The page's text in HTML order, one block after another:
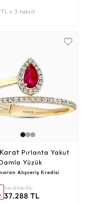
TL x 3 taksit
Yüzük
Alışveriş Kredisi
74.576 TL
37.288 TL